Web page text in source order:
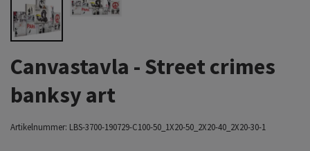
Canvastavla - Street crimes
banksy art
Artikelnummer: LBS-3700-190729-C100-50_1X20-50_2X20-40_2X20-30-1